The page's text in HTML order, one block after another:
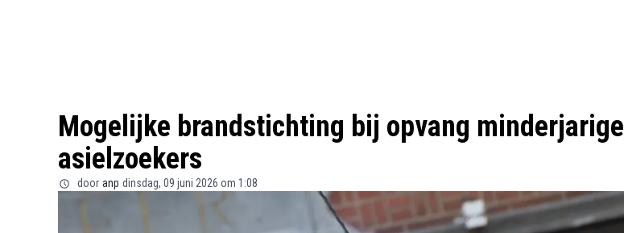
Mogelijke brandstichting bij opvang minderjarige
asielzoekers
door anp dinsdag, 09 juni 2026 om 1:08